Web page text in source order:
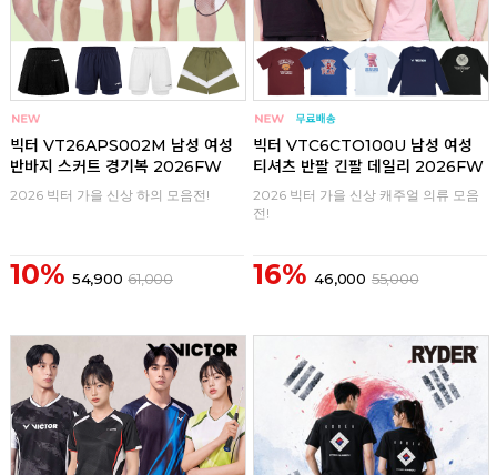
빅터 VT26APS002M 남성 여성
반바지 스커트 경기복 2026FW
2026 빅터 가을 신상 하의 모음전!
10% 54,900 61,000
빅터 VTC6CTO100U 남성 여성
티셔츠 반팔 긴팔 데일리 2026FW
2026 빅터 가을 신상 캐주얼 의류 모음
전!
16% 46,000 55,000